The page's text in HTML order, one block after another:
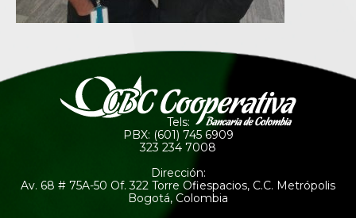
Tels:
PBX: (601) 745 6909
323 234 7008
Dirección:
Av. 68 # 75A-50 Of. 322 Torre Ofiespacios, C.C. Metrópolis
Bogotá, Colombia